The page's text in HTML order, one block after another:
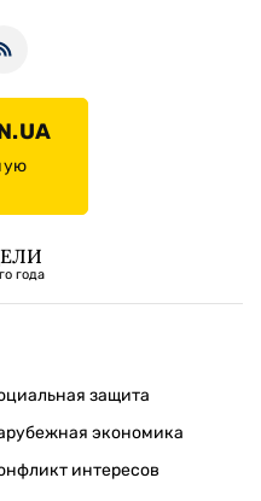
года
защита
экономика
интересов